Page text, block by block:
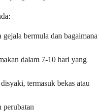
bermula dan bagaimana
dalam 7-10 hari yang
termasuk bekas atau
perubatan